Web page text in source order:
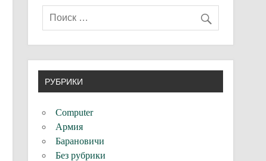
РУБРИКИ
Computer
Армия
Барановичи
Без рубрики